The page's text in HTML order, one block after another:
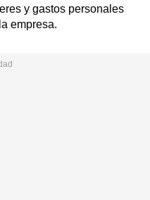
y gastos personales
empresa.